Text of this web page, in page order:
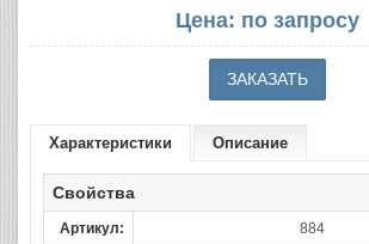
Цена: по запросу
Характеристики Описание
Свойства
Артикул: 884